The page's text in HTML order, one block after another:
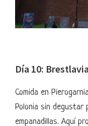
Día 10:
Comida en
Polonia sin degustar
empanadillas. Aquí